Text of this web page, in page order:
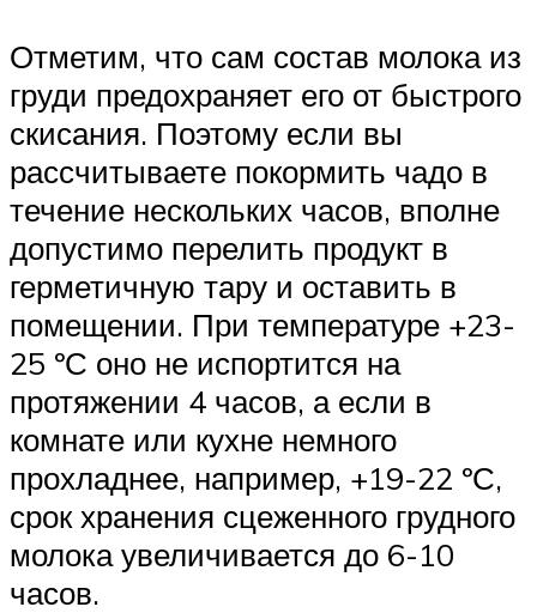
Отметим, что сам состав молока из
груди предохраняет его от быстрого
скисания. Поэтому если вы
рассчитываете покормить чадо в
течение нескольких часов, вполне
допустимо перелить продукт в
герметичную тару и оставить в
помещении. При температуре +23-
25 ºС оно не испортится на
протяжении 4 часов, а если в
комнате или кухне немного
прохладнее, например, +19-22 ºС,
срок хранения сцеженного грудного
молока увеличивается до 6-10
часов.